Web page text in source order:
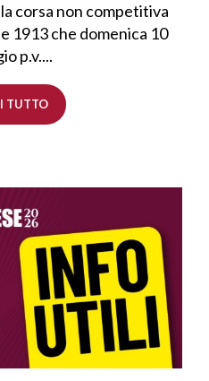
corsa non competitiva
1913 che domenica 10
p.v....
TUTTO